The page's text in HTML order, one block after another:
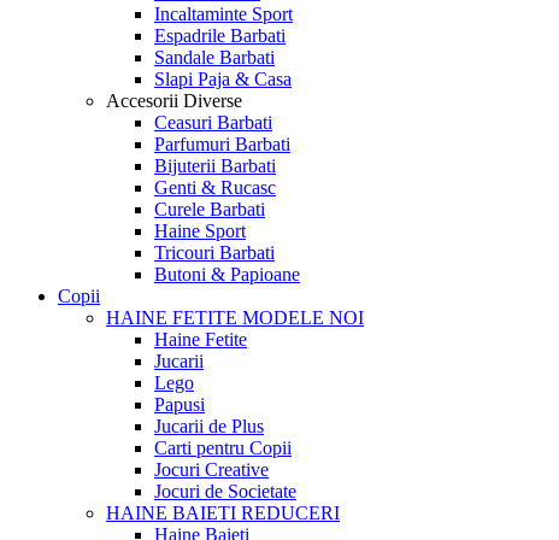
Incaltaminte Sport
Espadrile Barbati
Sandale Barbati
Slapi Paja & Casa
Accesorii Diverse
Ceasuri Barbati
Parfumuri Barbati
Bijuterii Barbati
Genti & Rucasc
Curele Barbati
Haine Sport
Tricouri Barbati
Butoni & Papioane
Copii
HAINE FETITE MODELE NOI
Haine Fetite
Jucarii
Lego
Papusi
Jucarii de Plus
Carti pentru Copii
Jocuri Creative
Jocuri de Societate
HAINE BAIETI REDUCERI
Haine Baieti